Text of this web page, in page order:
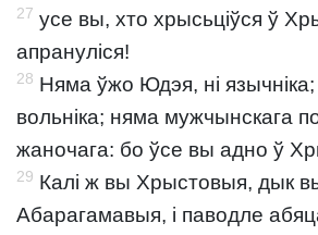
27 усе вы, хто хрысьціўся ў
апрануліся!
28 Няма ўжо Юдэя, ні
вольніка; няма мужчынскага
жаночага: бо ўсе вы адно ў
29 Калі ж вы Хрыстовыя, дык
Абарагамавыя, і паводле